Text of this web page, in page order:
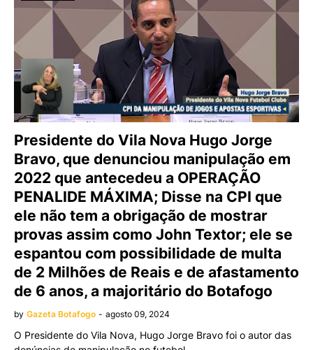
Presidente do Vila Nova Hugo Jorge
Bravo, que denunciou manipulação em
2022 que antecedeu a OPERAÇÃO
PENALIDE MÁXIMA; Disse na CPI que
ele não tem a obrigação de mostrar
provas assim como John Textor; ele se
espantou com possibilidade de multa
de 2 Milhões de Reais e de afastamento
de 6 anos, a majoritário do Botafogo
by Gazeta Botafogo - agosto 09, 2024
O Presidente do Vila Nova, Hugo Jorge Bravo foi o autor das